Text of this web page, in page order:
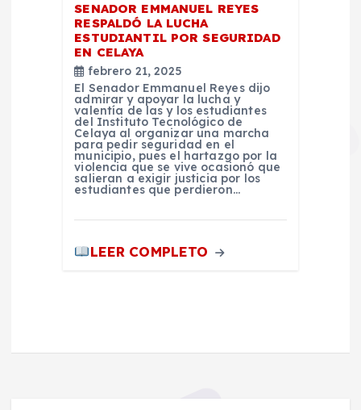
SENADOR EMMANUEL REYES
RESPALDÓ LA LUCHA
ESTUDIANTIL POR SEGURIDAD
EN CELAYA
febrero 21, 2025
El Senador Emmanuel Reyes dijo
admirar y apoyar la lucha y
valentía de las y los estudiantes
del Instituto Tecnológico de
Celaya al organizar una marcha
para pedir seguridad en el
municipio, pues el hartazgo por la
violencia que se vive ocasionó que
salieran a exigir justicia por los
estudiantes que perdieron…
LEER COMPLETO